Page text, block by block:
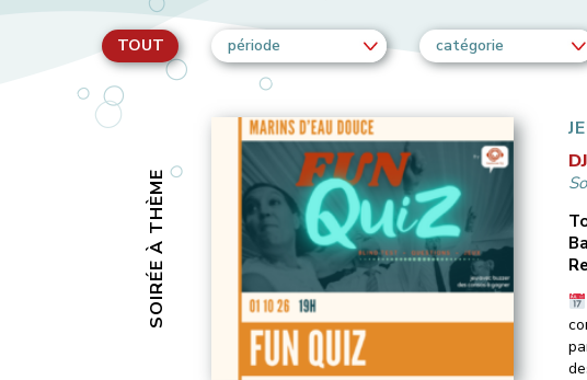
TOUT période catégorie
SOIRÉE À THÈME